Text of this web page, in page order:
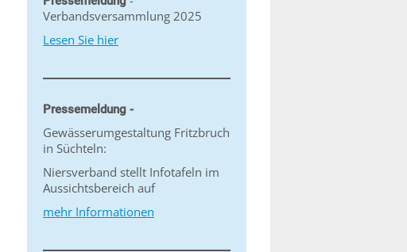
Verbandsversammlung 2025
Lesen Sie hier
Pressemeldung -
Gewässerumgestaltung Fritzbruch
in Süchteln:
Niersverband stellt Infotafeln im
Aussichtsbereich auf
mehr Informationen